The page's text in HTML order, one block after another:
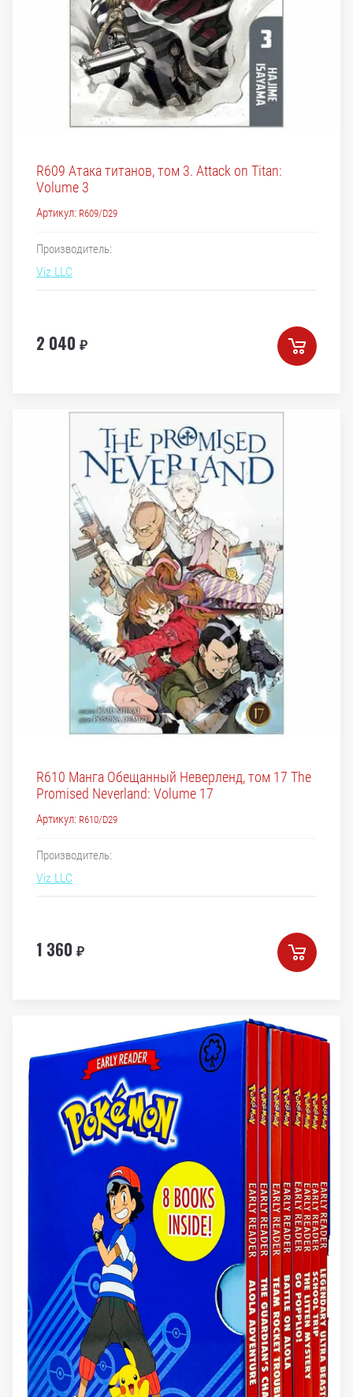
R609 Атака титанов, том 3. Attack on Titan:
Volume 3
Артикул: R609/D29
Производитель:
Viz LLC
2 040 ₽
R610 Манга Обещанный Неверленд, том 17 The
Promised Neverland: Volume 17
Артикул: R610/D29
Производитель:
Viz LLC
1 360 ₽